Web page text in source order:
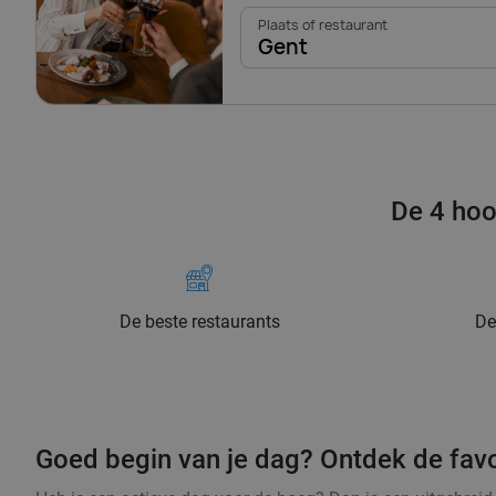
Plaats of restaurant
Gent
De 4
De beste restaurants
Goed begin van je dag? Ontdek de